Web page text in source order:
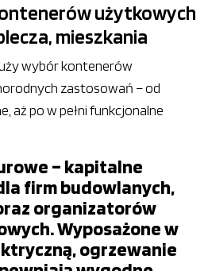
użytkowych
mieszkania
wybór kontenerów
zastosowań – od
aż po w pełni funkcjonalne
– kapitalne
firm budowlanych,
organizatorów
Wyposażone w
ogrzewanie